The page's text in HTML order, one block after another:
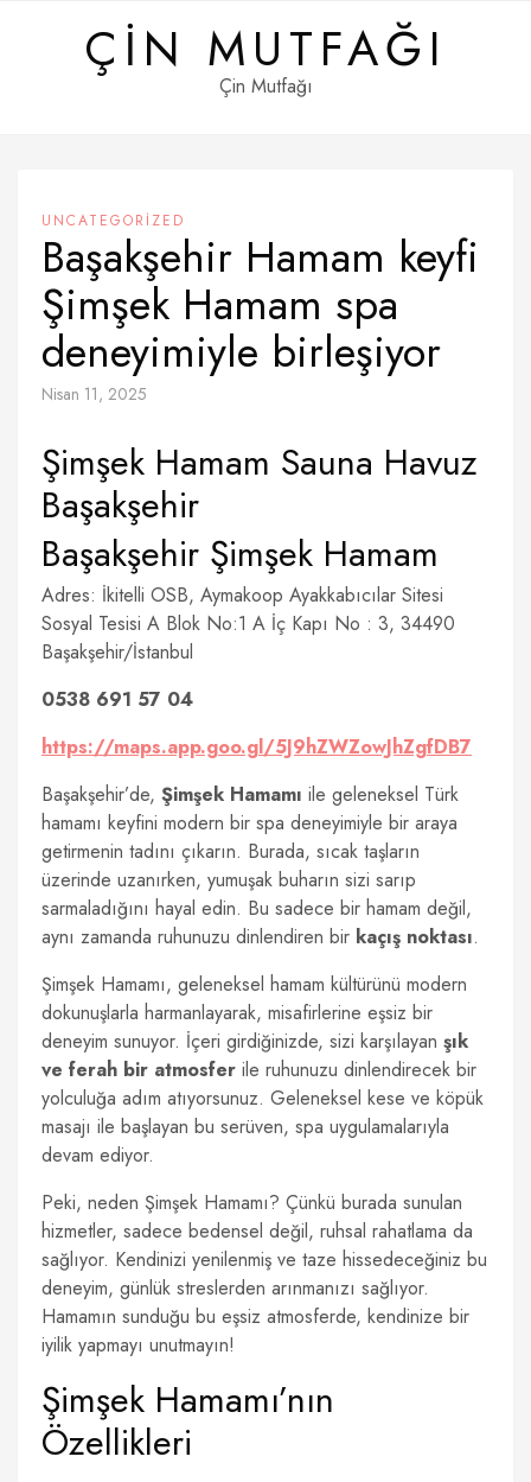
ÇIN MUTFAĞI
Çin Mutfağı
UNCATEGORIZED
Başakşehir Hamam keyfi
Şimşek Hamam spa
deneyimiyle birleşiyor
Nisan 11, 2025
Şimşek Hamam Sauna Havuz
Başakşehir
Başakşehir Şimşek Hamam
Adres: İkitelli OSB, Aymakoop Ayakkabıcılar Sitesi
Sosyal Tesisi A Blok No:1 A İç Kapı No : 3, 34490
Başakşehir/İstanbul
0538 691 57 04
https://maps.app.goo.gl/5J9hZWZowJhZgfDB7
Başakşehir’de, Şimşek Hamamı ile geleneksel Türk
hamamı keyfini modern bir spa deneyimiyle bir araya
getirmenin tadını çıkarın. Burada, sıcak taşların
üzerinde uzanırken, yumuşak buharın sizi sarıp
sarmaladığını hayal edin. Bu sadece bir hamam değil,
aynı zamanda ruhunuzu dinlendiren bir kaçış noktası.
Şimşek Hamamı, geleneksel hamam kültürünü modern
dokunuşlarla harmanlayarak, misafirlerine eşsiz bir
deneyim sunuyor. İçeri girdiğinizde, sizi karşılayan şık
ve ferah bir atmosfer ile ruhunuzu dinlendirecek bir
yolculuğa adım atıyorsunuz. Geleneksel kese ve köpük
masajı ile başlayan bu serüven, spa uygulamalarıyla
devam ediyor.
Peki, neden Şimşek Hamamı? Çünkü burada sunulan
hizmetler, sadece bedensel değil, ruhsal rahatlama da
sağlıyor. Kendinizi yenilenmiş ve taze hissedeceğiniz bu
deneyim, günlük streslerden arınmanızı sağlıyor.
Hamamın sunduğu bu eşsiz atmosferde, kendinize bir
iyilik yapmayı unutmayın!
Şimşek Hamamı’nın
Özellikleri